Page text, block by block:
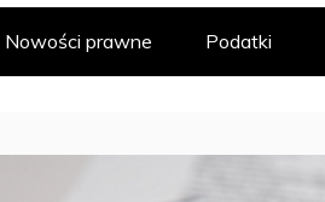
Nowości prawne Podatki